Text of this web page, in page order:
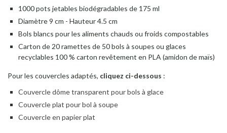
1000 pots jetables biodégradables de 175 ml
Diamètre 9 cm - Hauteur 4.5 cm
Bols blancs pour les aliments chauds ou froids compostables
Carton de 20 ramettes de 50 bols à soupes ou glaces
recyclables 100 % carton revêtement en PLA (amidon de maïs)
Pour les couvercles adaptés, cliquez ci-dessous :
Couvercle dôme transparent pour bols à glace
Couvercle plat pour bol à soupe
Couvercle en papier plat